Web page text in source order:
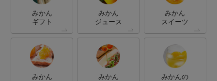
みかん
ギフト
みかん
ジュース
みかん
スイーツ
みかん
みかん
みかんの